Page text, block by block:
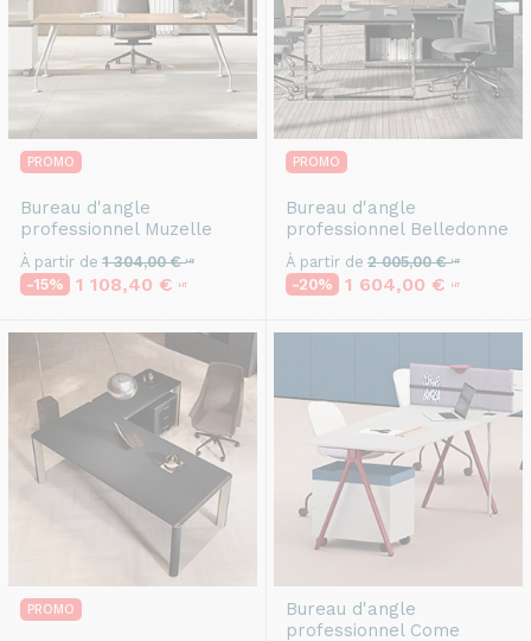
PROMO
Bureau d'angle
professionnel Muzelle
À partir de 1 304,00 €HT
-15% 1 108,40 € HT
PROMO
Bureau d'angle
professionnel Belledonne
À partir de 2 005,00 €HT
-20% 1 604,00 € HT
PROMO
Bureau d'angle
professionnel Come